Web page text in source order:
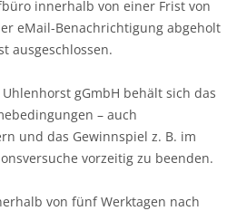
innerhalb von einer Frist von
eMail-Benachrichtigung abgeholt
ausgeschlossen.
gGmbH behält sich das
– auch
und das Gewinnspiel z. B. im
vorzeitig zu beenden.
von fünf Werktagen nach